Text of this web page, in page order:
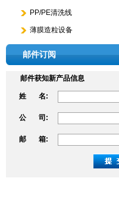
PP/PE清洗线
薄膜造粒设备
邮件订阅
邮件获知新产品信息
姓 名:
公 司:
邮 箱: